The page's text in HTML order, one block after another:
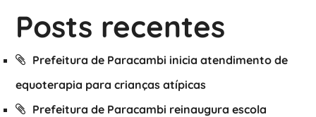
Posts recentes
Prefeitura de Paracambi inicia atendimento de
equoterapia para crianças atípicas
Prefeitura de Paracambi reinaugura escola